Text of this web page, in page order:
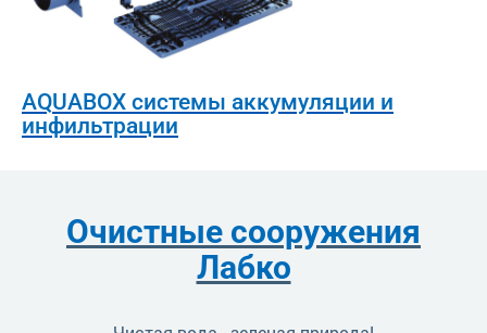
AQUABOX системы аккумуляции и
инфильтрации
Очистные сооружения
Лабко